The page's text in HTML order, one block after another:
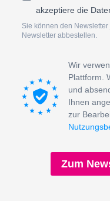
akzeptiere die
Sie können den
Newsletter abbestellen.
Wir
Plattform.
und
Ihnen
zur
Zum